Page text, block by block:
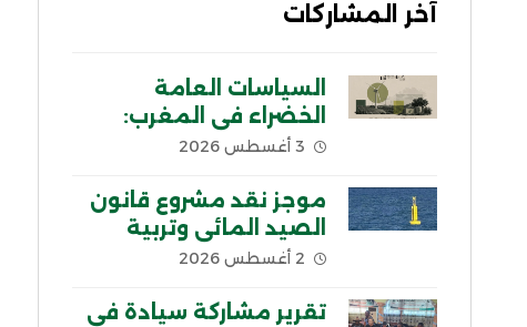
آخر المشاركات
السياسات العامة
الخضراء في المغرب:
السياق والمحاور الرئيسية
3 أغسطس 2026
موجز نقد مشروع قانون
الصيد المائي وتربية
الأحياء المائية في لبنان
2 أغسطس 2026
تقرير مشاركة سيادة في